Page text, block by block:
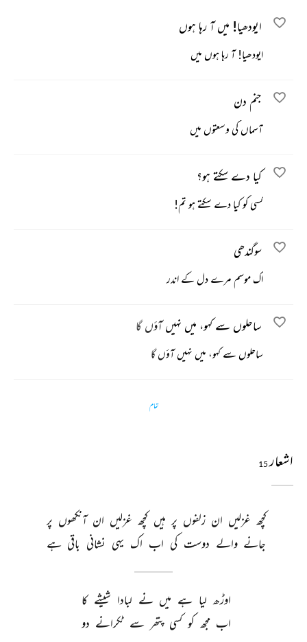
ایودھیا! میں آ رہا ہوں
ایودھیا! آ رہا ہوں میں
جنم دن
آسماں کی وسعتوں میں
کیا دے سکتے ہو؟
کسی کو کیا دے سکتے ہو تم!
سوگندھی
اک موسم مرے دل کے اندر
ساحلوں سے کہو، میں نہیں آؤں گا
ساحلوں سے کہو، میں نہیں آؤں گا
تمام
اشعار15
کچھ غزلیں ان زلفوں پر ہیں کچھ غزلیں ان آنکھوں پر
جانے والے دوست کی اب اک یہی نشانی باقی ہے
اوڑھ لیا ہے میں نے لبادا شیشے کا
اب مجھ کو کسی پتھر سے ٹکرانے دو